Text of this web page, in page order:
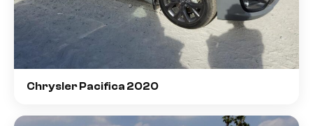
Chrysler Pacifica 2020